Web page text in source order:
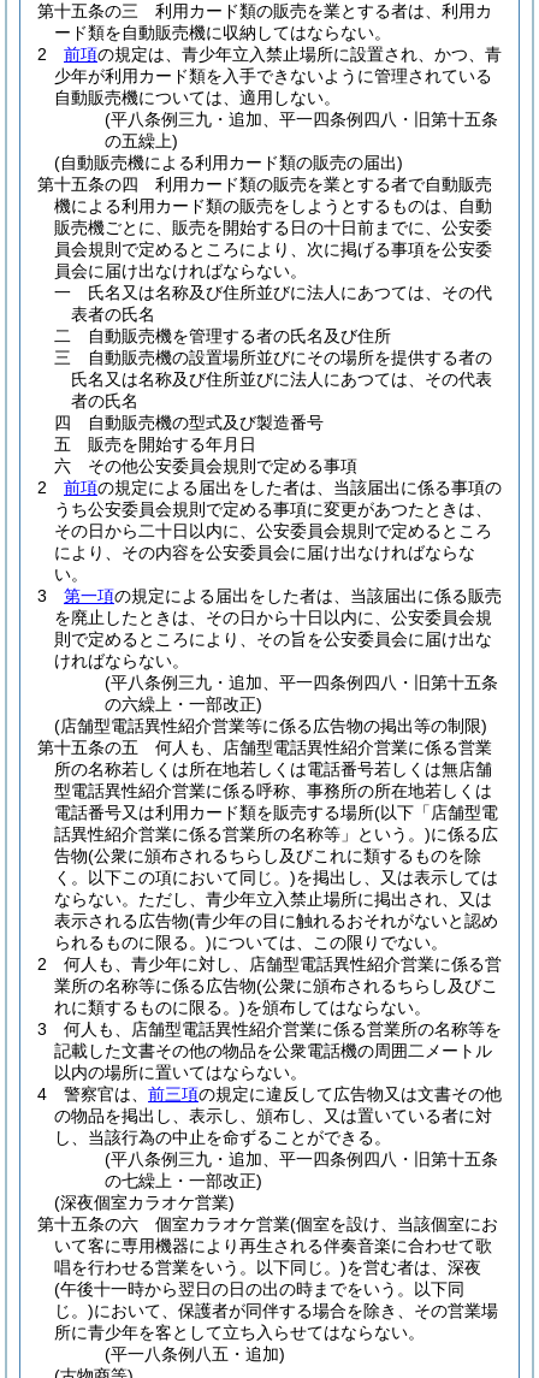
第十五条の三
利用カード類の販売を業とする者は、利用カ
ード類を自動販売機に収納してはならない。
2
前項の規定は、青少年立入禁止場所に設置され、かつ、青
少年が利用カード類を入手できないように管理されている
自動販売機については、適用しない。
(平八条例三九・追加、平一四条例四八・旧第十五条
の五繰上)
(自動販売機による利用カード類の販売の届出)
第十五条の四
利用カード類の販売を業とする者で自動販売
機による利用カード類の販売をしようとするものは、自動
販売機ごとに、販売を開始する日の十日前までに、公安委
員会規則で定めるところにより、次に掲げる事項を公安委
員会に届け出なければならない。
一
氏名又は名称及び住所並びに法人にあつては、その代
表者の氏名
二
自動販売機を管理する者の氏名及び住所
三
自動販売機の設置場所並びにその場所を提供する者の
氏名又は名称及び住所並びに法人にあつては、その代表
者の氏名
四
自動販売機の型式及び製造番号
五
販売を開始する年月日
六
その他公安委員会規則で定める事項
2
前項の規定による届出をした者は、当該届出に係る事項の
うち公安委員会規則で定める事項に変更があつたときは、
その日から二十日以内に、公安委員会規則で定めるところ
により、その内容を公安委員会に届け出なければならな
い。
3
第一項の規定による届出をした者は、当該届出に係る販売
を廃止したときは、その日から十日以内に、公安委員会規
則で定めるところにより、その旨を公安委員会に届け出な
ければならない。
(平八条例三九・追加、平一四条例四八・旧第十五条
の六繰上・一部改正)
(店舗型電話異性紹介営業等に係る広告物の掲出等の制限)
第十五条の五
何人も、店舗型電話異性紹介営業に係る営業
所の名称若しくは所在地若しくは電話番号若しくは無店舗
型電話異性紹介営業に係る呼称、事務所の所在地若しくは
電話番号又は利用カード類を販売する場所(以下「店舗型電
話異性紹介営業に係る営業所の名称等」という。)に係る広
告物(公衆に頒布されるちらし及びこれに類するものを除
く。以下この項において同じ。)を掲出し、又は表示しては
ならない。 ただし、青少年立入禁止場所に掲出され、又は
表示される広告物(青少年の目に触れるおそれがないと認め
られるものに限る。)については、この限りでない。
2
何人も、青少年に対し、店舗型電話異性紹介営業に係る営
業所の名称等に係る広告物(公衆に頒布されるちらし及びこ
れに類するものに限る。)を頒布してはならない。
3
何人も、店舗型電話異性紹介営業に係る営業所の名称等を
記載した文書その他の物品を公衆電話機の周囲二メートル
以内の場所に置いてはならない。
4
警察官は、 前三項の規定に違反して広告物又は文書その他
の物品を掲出し、表示し、頒布し、又は置いている者に対
し、当該行為の中止を命ずることができる。
(平八条例三九・追加、平一四条例四八・旧第十五条
の七繰上・一部改正)
(深夜個室カラオケ営業)
第十五条の六
個室カラオケ営業(個室を設け、当該個室にお
いて客に専用機器により再生される伴奏音楽に合わせて歌
唱を行わせる営業をいう。以下同じ。)を営む者は、深夜
(午後十一時から翌日の日の出の時までをいう。以下同
じ。)において、保護者が同伴する場合を除き、その営業場
所に青少年を客として立ち入らせてはならない。
(平一八条例八五・追加)